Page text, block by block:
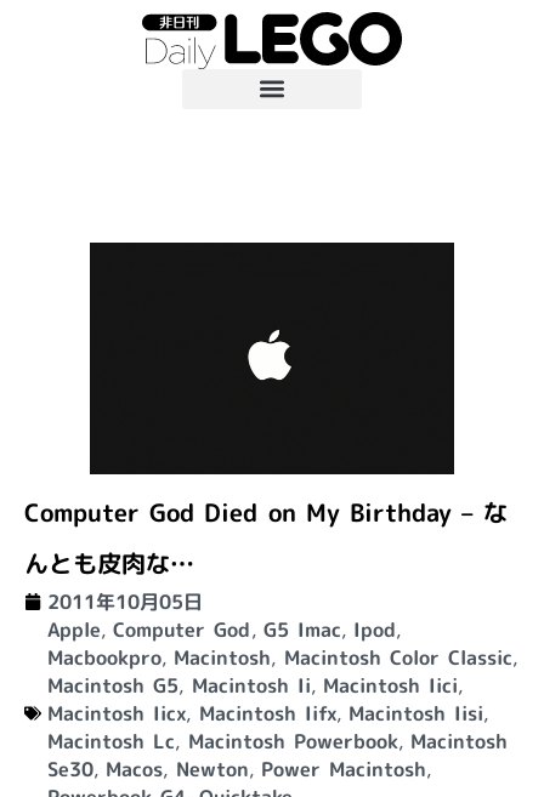
Computer God Died on My Birthday – な
んとも皮肉な…
2011年10月05日
Apple,Computer God, G5 Imac, Ipod,
Macbookpro, Macintosh, Macintosh Color Classic,
Macintosh G5, Macintosh Ii, Macintosh Iici,
Macintosh Iicx, Macintosh Iifx, Macintosh Iisi,
Macintosh Lc, Macintosh Powerbook, Macintosh
Se30, Macos, Newton, Power Macintosh,